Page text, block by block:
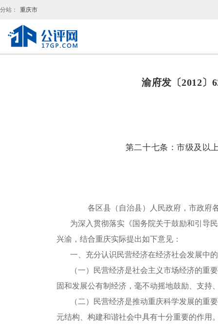
分站： 重庆市
渝府发〔2012〕
第二十七条：市级及以
各区县（自治县）人民政府，市政府
为深入贯彻落实《国务院关于鼓励和引导
兴渝，结合重庆实际提出如下意见：
一、充分认识民营经济在经济社会发展中
（一）民营经济是社会主义市场经济的重
固和发展公有制经济，毫不动摇地鼓励、支持
（二）民营经济是推动重庆科学发展的重
元结构、构建和谐社会中具有十分重要的作用